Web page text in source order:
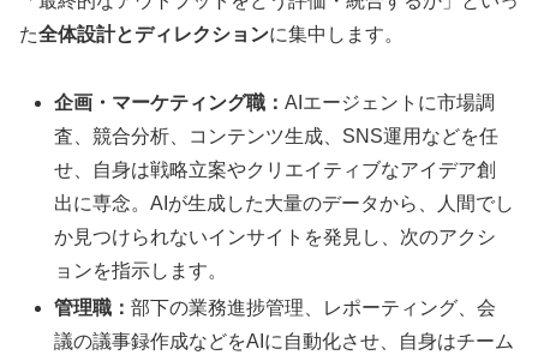
た全体設計とディレクションに集中します。
企画・マーケティング職：AIエージェントに市場調
査、競合分析、コンテンツ生成、SNS運用などを任
せ、自身は戦略立案やクリエイティブなアイデア創
出に専念。AIが生成した大量のデータから、人間でし
か見つけられないインサイトを発見し、次のアクシ
ョンを指示します。
管理職：部下の業務進捗管理、レポーティング、会
議の議事録作成などをAIに自動化させ、自身はチーム